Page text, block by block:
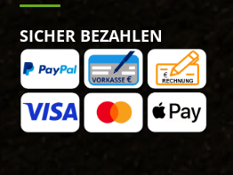
SICHER BEZAHLEN